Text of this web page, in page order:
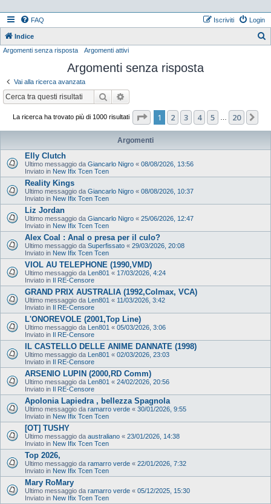
FAQ Login
Iscriviti
Indice
Argomenti senza risposta Argomenti attivi
Argomenti senza risposta
Vai alla ricerca avanzata
Cerca
La ricerca ha trovato più di 1000 risultati Pagina di 20
1 2 3 4 5 20
Argomenti
Elly Clutch
Ultimo messaggio da Giancarlo Nigro « 08/08/2026, 13:56
Inviato in New Ifix Tcen Tcen
Reality Kings
Ultimo messaggio da Giancarlo Nigro « 08/08/2026, 10:37
Inviato in New Ifix Tcen Tcen
Liz Jordan
Ultimo messaggio da Giancarlo Nigro « 25/06/2026, 12:47
Inviato in New Ifix Tcen Tcen
Alex Coal : Anal o presa per il culo?
Ultimo messaggio da Superfissato « 29/03/2026, 20:08
Inviato in New Ifix Tcen Tcen
VIOL AU TELEPHONE (1990,VMD)
Ultimo messaggio da Len801 « 17/03/2026, 4:24
Inviato in Il RE-Censore
GRAND PRIX AUSTRALIA (1992,Colmax, VCA)
Ultimo messaggio da Len801 « 11/03/2026, 3:42
Inviato in Il RE-Censore
L'ONOREVOLE (2001,Top Line)
Ultimo messaggio da Len801 « 05/03/2026, 3:06
Inviato in Il RE-Censore
IL CASTELLO DELLE ANIME DANNATE (1998)
Ultimo messaggio da Len801 « 02/03/2026, 23:03
Inviato in Il RE-Censore
ARSENIO LUPIN (2000,RD Comm)
Ultimo messaggio da Len801 « 24/02/2026, 20:56
Inviato in Il RE-Censore
Apolonia Lapiedra , bellezza Spagnola
Ultimo messaggio da ramarro verde « 30/01/2026, 9:55
Inviato in New Ifix Tcen Tcen
[OT] TUSHY
Ultimo messaggio da australiano « 23/01/2026, 14:38
Inviato in New Ifix Tcen Tcen
Top 2026,
Ultimo messaggio da ramarro verde « 22/01/2026, 7:32
Inviato in New Ifix Tcen Tcen
Mary RoMary
Ultimo messaggio da ramarro verde « 05/12/2025, 15:30
Inviato in New Ifix Tcen Tcen